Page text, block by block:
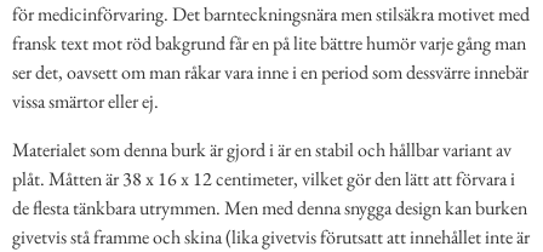
för medicinförvaring. Det barnteckningsnära men stilsäkra motivet med
fransk text mot röd bakgrund får en på lite bättre humör varje gång man
ser det, oavsett om man råkar vara inne i en period som dessvärre innebär
vissa smärtor eller ej.
Materialet som denna burk är gjord i är en stabil och hållbar variant av
plåt. Måtten är 38 x 16 x 12 centimeter, vilket gör den lätt att förvara i
de flesta tänkbara utrymmen. Men med denna snygga design kan burken
givetvis stå framme och skina (lika givetvis förutsatt att innehållet inte är